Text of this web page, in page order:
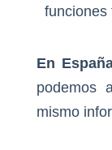
funciones
En
podemos
mismo